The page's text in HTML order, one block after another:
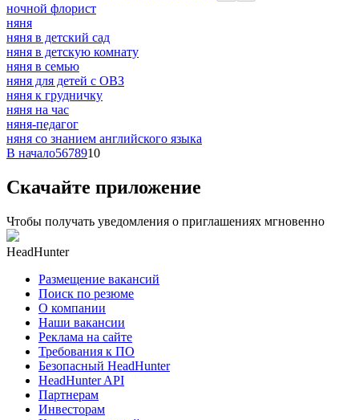
ночной флорист
няня
няня в детский сад
няня в детскую комнату
няня в семью
няня для детей с ОВЗ
няня к грудничку
няня на час
няня-педагог
няня со знанием английского языка
В начало5678910
Скачайте приложение
Чтобы получать уведомления о приглашениях мгновенно
HeadHunter
Размещение вакансий
Поиск по резюме
О компании
Наши вакансии
Реклама на сайте
Требования к ПО
Безопасный HeadHunter
HeadHunter API
Партнерам
Инвесторам